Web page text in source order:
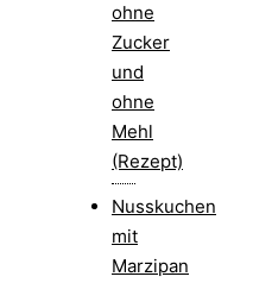
ohne
Zucker
und
ohne
Mehl
(Rezept)
Nusskuchen
mit
Marzipan